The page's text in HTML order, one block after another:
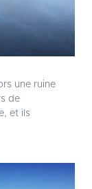
une ruine
de
et ils